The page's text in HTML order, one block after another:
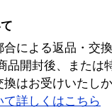
合による返品・交
品開封後、または
換はお受けいたし
て詳しくはこちら